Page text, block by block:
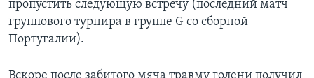
пропустить следующую встречу (последний матч
группового турнира в группе G со сборной
Португалии).